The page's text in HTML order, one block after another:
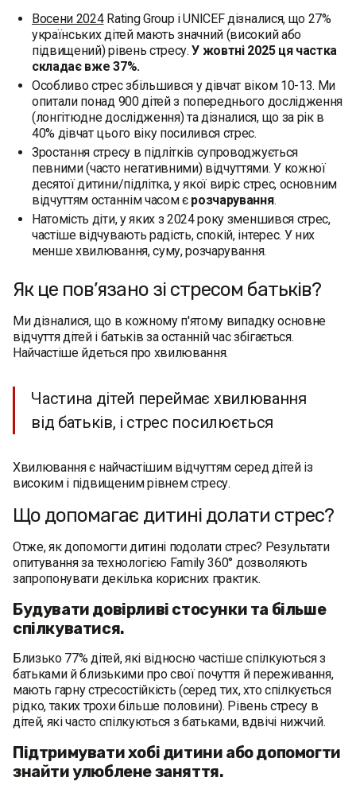
Восени 2024Rating Group і UNICEF дізналися, що 27%
українських дітей мають значний (високий або
підвищений) рівень стресу.У жовтні 2025 ця частка
складає вже 37%.
Особливо стрес збільшився у дівчат віком 10-13. Ми
опитали понад 900 дітей з попереднього дослідження
(лонгітюдне дослідження) та дізналися, що за рік в
40% дівчат цього віку посилився стрес.
Зростання стресу в підлітків супроводжується
певними (часто негативними) відчуттями. У кожної
десятої дитини/підлітка, у якої виріс стрес, основним
відчуттям останнім часом є розчарування.
Натомість діти, у яких з 2024 року зменшився стрес,
частіше відчувають радість, спокій, інтерес. У них
менше хвилювання, суму, розчарування.
Як це пов’язано зі стресом батьків?
Ми дізналися, що в кожному п'ятому випадку основне
відчуття дітей і батьків за останній час збігається.
Найчастіше йдеться про хвилювання.
Частина дітей переймає хвилювання
від батьків, і стрес посилюється
Хвилювання є найчастішим відчуттям серед дітей із
високим і підвищеним рівнем стресу.
Що допомагає дитині долати стрес?
Отже, як допомогти дитині подолати стрес? Результати
опитування за технологією Family 360° дозволяють
запропонувати декілька корисних практик.
Будувати довірливі стосунки та більше
спілкуватися.
Близько 77% дітей, які відносно частіше спілкуються з
батьками й близькими про свої почуття й переживання,
мають гарну стресостійкість (серед тих, хто спілкується
рідко, таких трохи більше половини). Рівень стресу в
дітей, які часто спілкуються з батьками, вдвічі нижчий.
Підтримувати хобі дитини або допомогти
знайти улюблене заняття.